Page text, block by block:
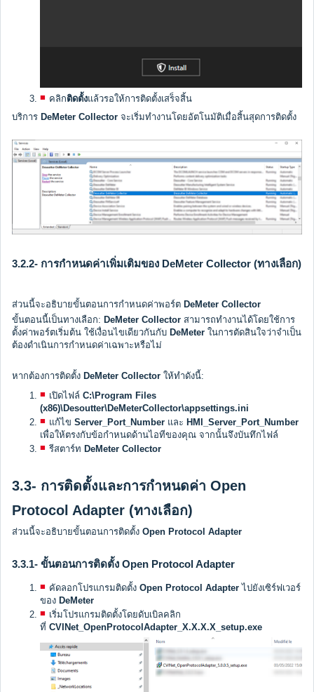
คลิกติดตั้งแล้วรอให้การติดตั้งเสร็จสิ้น
บริการ DeMeter Collector จะเริ่มทำงานโดยอัตโนมัติเมื่อสิ้นสุดการติดตั้ง
3.2.2- การกำหนดค่าเพิ่มเติมของ DeMeter Collector (ทางเลือก)
ส่วนนี้จะอธิบายขั้นตอนการกำหนดค่าพอร์ต DeMeter Collector
ขั้นตอนนี้เป็นทางเลือก: DeMeter Collector สามารถทำงานได้โดยใช้การ
ตั้งค่าพอร์ตเริ่มต้น ใช้เงื่อนไขเดียวกันกับ DeMeter ในการตัดสินใจว่าจำเป็น
ต้องดำเนินการกำหนดค่าเฉพาะหรือไม่
หากต้องการติดตั้ง DeMeter Collector ให้ทำดังนี้:
เปิดไฟล์ C:\Program Files
(x86)\Desoutter\DeMeterCollector\appsettings.ini
แก้ไข Server_Port_Number และ HMI_Server_Port_Number
เพื่อให้ตรงกับข้อกำหนดด้านไอทีของคุณ จากนั้นจึงบันทึกไฟล์
รีสตาร์ท DeMeter Collector
3.3- การติดตั้งและการกำหนดค่า Open
Protocol Adapter (ทางเลือก)
ส่วนนี้จะอธิบายขั้นตอนการติดตั้ง Open Protocol Adapter
3.3.1- ขั้นตอนการติดตั้ง Open Protocol Adapter
คัดลอกโปรแกรมติดตั้ง Open Protocol Adapter ไปยังเซิร์ฟเวอร์
ของ DeMeter
เริ่มโปรแกรมติดตั้งโดยดับเบิลคลิก
ที่ CVINet_OpenProtocolAdapter_X.X.X.X_setup.exe